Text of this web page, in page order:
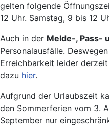
gelten folgende
12 Uhr. Samstag, 9 bis 12
Auch in der Melde-, Pass-
Personalausfälle.
Erreichbarkeit leider
dazu hier.
Aufgrund der Urlaubszeit
den Sommerferien vom 3.
September nur